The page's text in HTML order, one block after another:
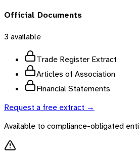
Official Documents
3 available
Trade Register Extract
Articles of Association
Financial Statements
Request a free extract →
Available to compliance-obligated